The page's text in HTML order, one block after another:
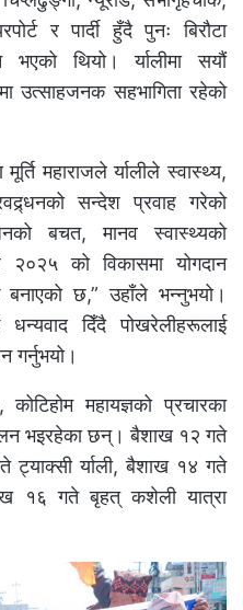
र पार्दी हुँदै पुनः बिरौटा
थियो। र्यालीमा सयौं
उत्साहजनक सहभागिता रहेको
महाराजले र्यालीले स्वास्थ्य,
सन्देश प्रवाह गरेको
बचत, मानव स्वास्थ्यको
२०२५ को विकासमा योगदान
बनाएको छ,” उहाँले भन्नुभयो।
धन्यवाद दिँदै पोखरेलीहरूलाई
गर्नुभयो।
महायज्ञको प्रचारका
भइरहेका छन्। बैशाख १२ गते
ट्याक्सी र्याली, बैशाख १४ गते
१६ गते बृहत् कशेली यात्रा